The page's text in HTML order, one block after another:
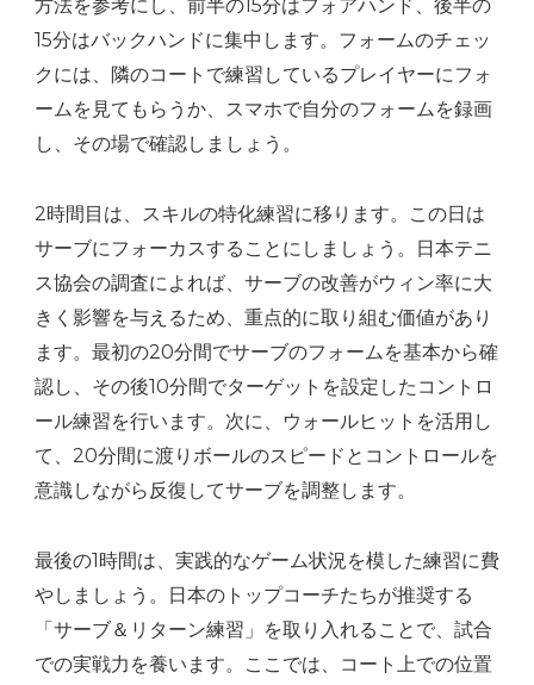
方法を参考にし、前半の15分はフォアハンド、後半の
15分はバックハンドに集中します。フォームのチェッ
クには、隣のコートで練習しているプレイヤーにフォ
ームを見てもらうか、スマホで自分のフォームを録画
し、その場で確認しましょう。
2時間目は、スキルの特化練習に移ります。この日は
サーブにフォーカスすることにしましょう。日本テニ
ス協会の調査によれば、サーブの改善がウィン率に大
きく影響を与えるため、重点的に取り組む価値があり
ます。最初の20分間でサーブのフォームを基本から確
認し、その後10分間でターゲットを設定したコントロ
ール練習を行います。次に、ウォールヒットを活用し
て、20分間に渡りボールのスピードとコントロールを
意識しながら反復してサーブを調整します。
最後の1時間は、実践的なゲーム状況を模した練習に費
やしましょう。日本のトップコーチたちが推奨する
「サーブ＆リターン練習」を取り入れることで、試合
での実戦力を養います。ここでは、コート上での位置